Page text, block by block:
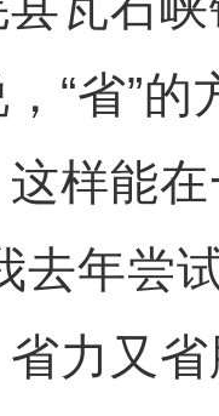
“省”
样能
去年尝
力又